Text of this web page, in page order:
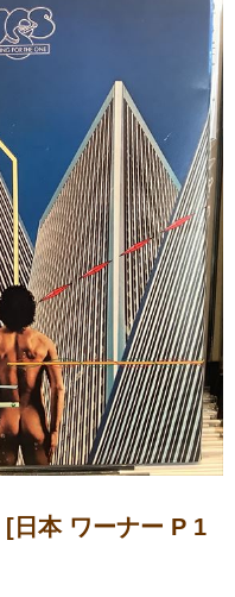
[日本 ワーナー P 1